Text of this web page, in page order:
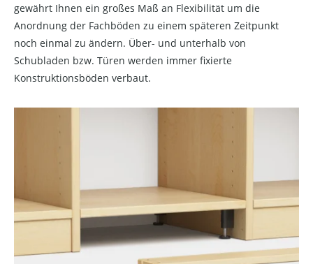
gewährt Ihnen ein großes Maß an Flexibilität um die
Anordnung der Fachböden zu einem späteren Zeitpunkt
noch einmal zu ändern. Über- und unterhalb von
Schubladen bzw. Türen werden immer fixierte
Konstruktionsböden verbaut.